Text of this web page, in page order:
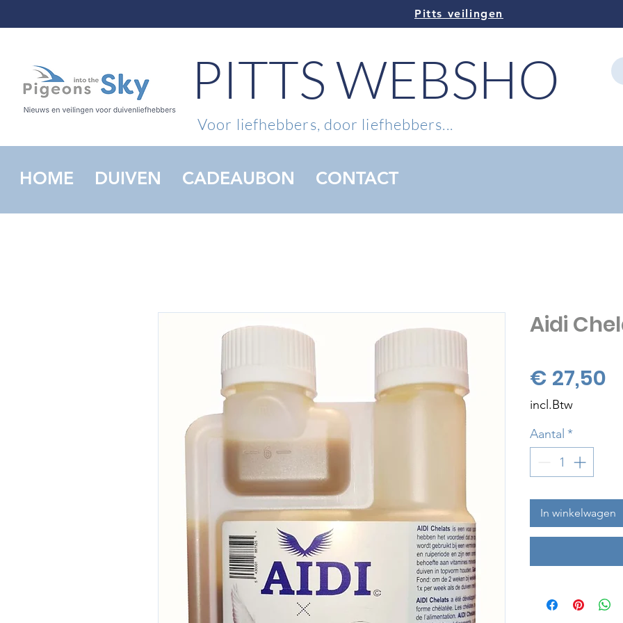
Pitts veilingen
PITTS WEBSHOP
Voor liefhebbers, door liefhebbers...
HOME DUIVEN CADEAUBON CONTACT
Aidi
€ 27,50
incl.Btw
Aantal *
In winkelwagen